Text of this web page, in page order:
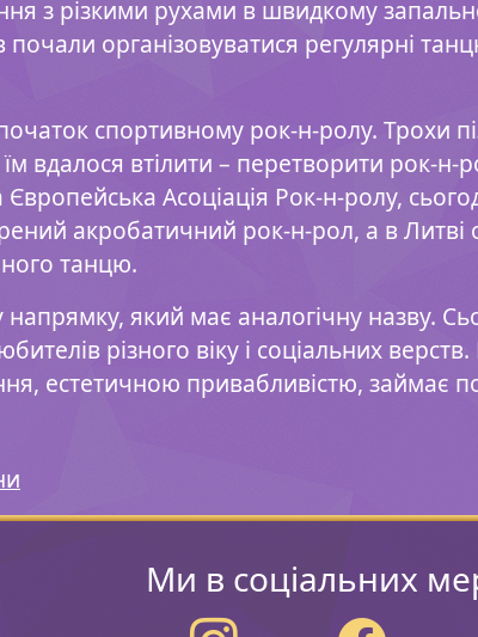
з різкими рухами в швидкому
організовуватися регулярні
спортивному рок-н-ролу. Трохи
їм вдалося втілити – перетворити рок-н-
Асоціація Рок-н-ролу,
акробатичний рок-н-рол, а в Литві
танцю.
який має аналогічну назву.
різного віку і соціальних
естетичною привабливістю, займає
Ми в соціальних